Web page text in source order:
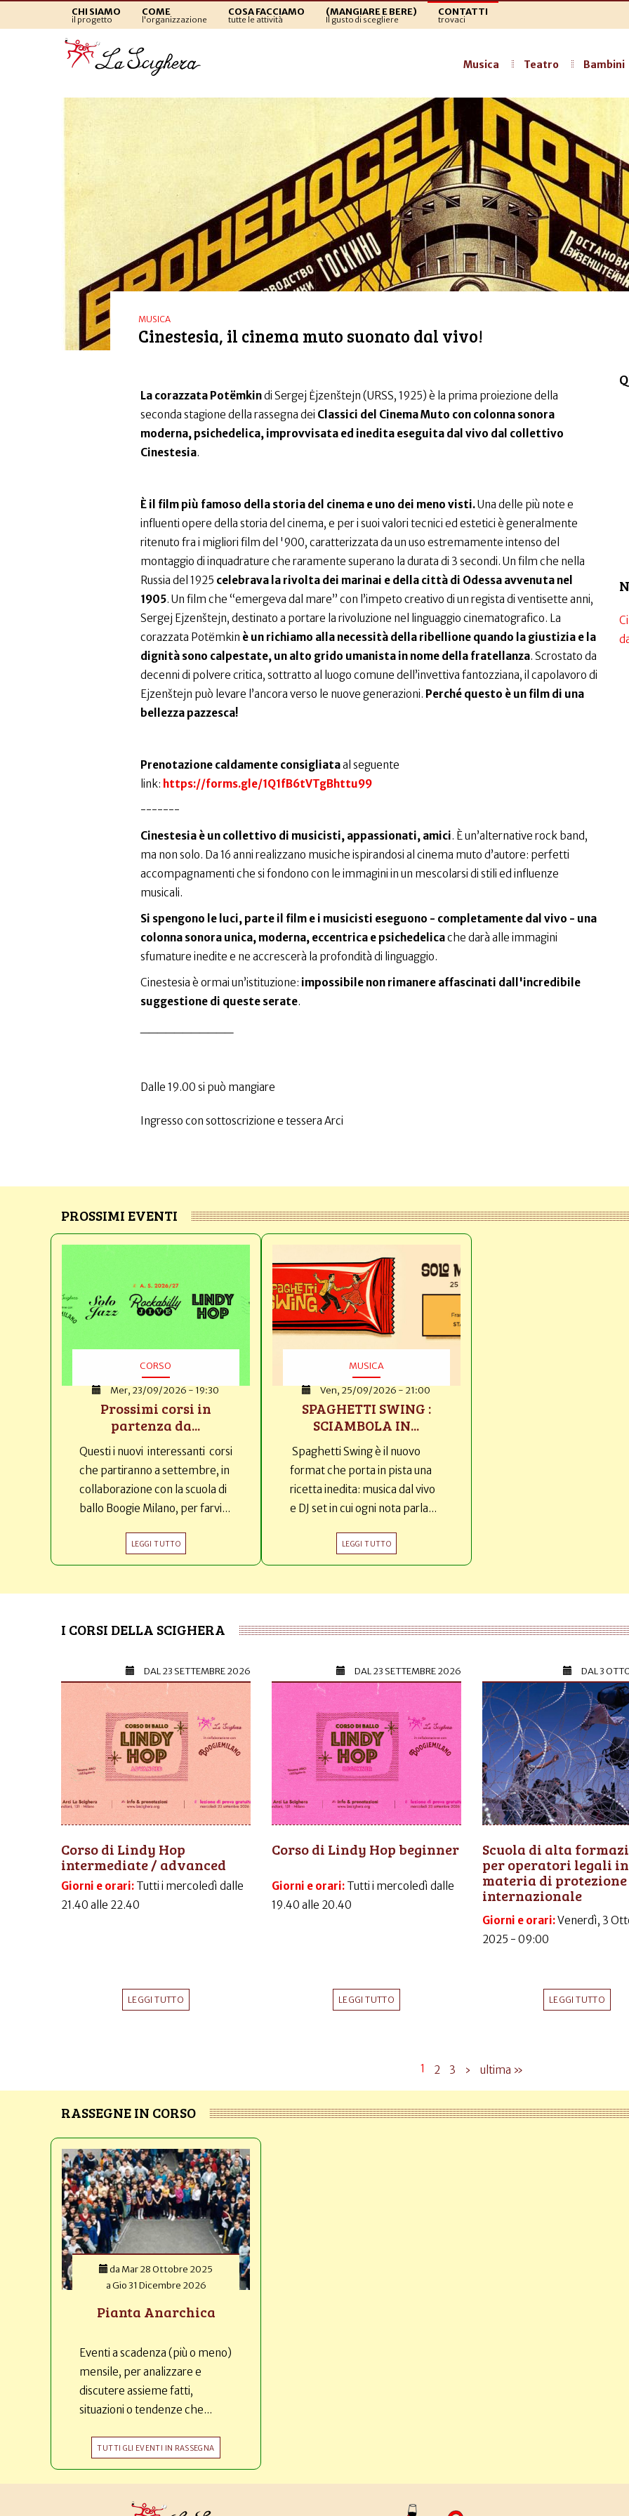
CHI SIAMO
il progetto
COME
l'organizzazione
COSA FACCIAMO
tutte le attività
(MANGIARE E BERE)
Il gusto di scegliere
CONTATTI
trovaci
Musica Teatro Bambini
MUSICA
Cinestesia, il cinema muto suonato dal vivo!
La corazzata Potëmkindi Sergej Ėjzenštejn (URSS, 1925) è la prima proiezione della
seconda stagione della rassegna dei Classici del Cinema Muto con colonna sonora
moderna, psichedelica, improvvisata ed inedita eseguita dal vivo dal collettivo
Cinestesia.
È il film più famoso della storia del cinema e uno dei meno visti.Una delle più note e
influenti opere della storia del cinema, e per i suoi valori tecnici ed estetici è generalmente
ritenuto fra i migliori film del '900, caratterizzata da un uso estremamente intenso del
montaggio di inquadrature che raramente superano la durata di 3 secondi. Un film che nella
Russia del 1925 celebrava la rivolta dei marinai e della città di Odessa avvenuta nel
1905. Un film che “emergeva dal mare” con l’impeto creativo di un regista di ventisette anni,
Sergej Ejzenštejn, destinato a portare la rivoluzione nel linguaggio cinematografico. La
corazzata Potëmkin è un richiamo alla necessità della ribellione quando la giustizia e la
dignità sono calpestate, un alto grido umanista in nome della fratellanza. Scrostato da
decenni di polvere critica, sottratto al luogo comune dell’invettiva fantozziana, il capolavoro di
Ejzenštejn può levare l’ancora verso le nuove generazioni. Perché questo è un film di una
bellezza pazzesca!
Prenotazione caldamente consigliataal seguente
link: https://forms.gle/1Q1fB6tVTgBhttu99
-------
Cinestesia è un collettivo di musicisti, appassionati, amici. È un’alternative rock band,
ma non solo. Da 16 anni realizzano musiche ispirandosi al cinema muto d’autore: perfetti
accompagnamenti che si fondono con le immagini in un mescolarsi di stili ed influenze
musicali.
Si spengono le luci, parte il film e i musicisti eseguono - completamente dal vivo - una
colonna sonora unica, moderna, eccentrica e psichedelicache darà alle immagini
sfumature inedite e ne accrescerà la profondità di linguaggio.
Cinestesia è ormai un’istituzione: impossibile non rimanere affascinati dall'incredibile
suggestione di queste serate.
Dalle 19.00 si può mangiare
Ingresso con sottoscrizione e tessera Arci
PROSSIMI EVENTI
CORSO
Mer, 23/09/2026 - 19:30
Prossimi corsi in
partenza da...
Questi i nuovi interessanti corsi
che partiranno a settembre, in
collaborazione con la scuola di
ballo Boogie Milano, per farvi...
LEGGI TUTTO
MUSICA
Ven, 25/09/2026 - 21:00
SPAGHETTI SWING :
SCIAMBOLA IN...
Spaghetti Swing è il nuovo
format che porta in pista una
ricetta inedita: musica dal vivo
e DJ set in cui ogni nota parla...
LEGGI TUTTO
I CORSI DELLA SCIGHERA
DAL23 SETTEMBRE 2026
Corso di Lindy Hop
intermediate / advanced
Giorni e orari: Tutti i mercoledì dalle
21.40 alle 22.40
LEGGI TUTTO
DAL23 SETTEMBRE 2026
Corso di Lindy Hop beginner
Giorni e orari: Tutti i mercoledì dalle
19.40 alle 20.40
LEGGI TUTTO
DAL3
Scuola di alta
per operatori legali in
materia di protezione
internazionale
Giorni e orari:Venerdì, 3
2025 - 09:00
LEGGI TUTTO
1 2 3 › ultima »
RASSEGNE IN CORSO
da Mar 28 Ottobre 2025
aGio 31 Dicembre 2026
Pianta Anarchica
Eventi a scadenza (più o meno)
mensile, per analizzare e
discutere assieme fatti,
situazioni o tendenze che...
TUTTI GLI EVENTI IN RASSEGNA